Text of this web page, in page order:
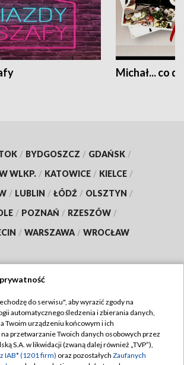
Michał... co
/ BYDGOSZCZ / GDAŃSK /
WLKP. / KATOWICE / KIELCE /
/ LUBLIN / ŁÓDŹ / OLSZTYN /
/ POZNAŃ / RZESZÓW /
/ WARSZAWA / WROCŁAW
TVP
Regulamin TVP
Polityka prywatności
do serwisu", aby wyrazić zgody na
automatycznego śledzenia i zbierania danych,
Twoim urządzeniu końcowym i ich
przetwarzanie Twoich danych osobowych przez
S.A. w likwidacji (zwaną dalej również „TVP”),
IAB* (1201 firm) oraz pozostałych Zaufanych